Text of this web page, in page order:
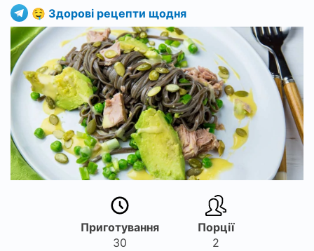
🤤 Здорові рецепти щодня
Приготування
30
Порції
2